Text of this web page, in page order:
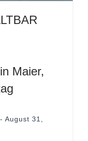
Maier,
- August 31,